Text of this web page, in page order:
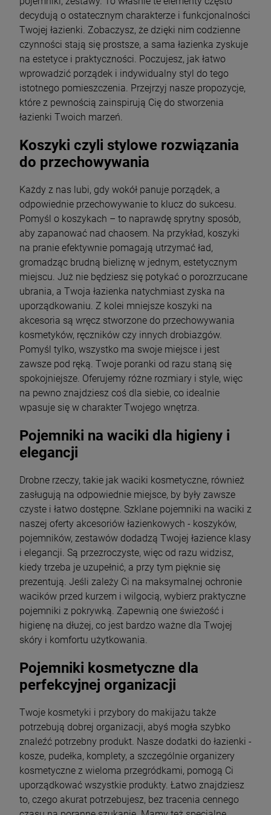
decydują o ostatecznym charakterze i funkcjonalności
Twojej łazienki. Zobaczysz, że dzięki nim codzienne
czynności stają się prostsze, a sama łazienka zyskuje
na estetyce i praktyczności. Poczujesz, jak łatwo
wprowadzić porządek i indywidualny styl do tego
istotnego pomieszczenia. Przejrzyj nasze propozycje,
które z pewnością zainspirują Cię do stworzenia
łazienki Twoich marzeń.
Koszyki czyli stylowe rozwiązania
do przechowywania
Każdy z nas lubi, gdy wokół panuje porządek, a
odpowiednie przechowywanie to klucz do sukcesu.
Pomyśl o koszykach – to naprawdę sprytny sposób,
aby zapanować nad chaosem. Na przykład, koszyki
na pranie efektywnie pomagają utrzymać ład,
gromadząc brudną bieliznę w jednym, estetycznym
miejscu. Już nie będziesz się potykać o porozrzucane
ubrania, a Twoja łazienka natychmiast zyska na
uporządkowaniu. Z kolei mniejsze koszyki na
akcesoria są wręcz stworzone do przechowywania
kosmetyków, ręczników czy innych drobiazgów.
Pomyśl tylko, wszystko ma swoje miejsce i jest
zawsze pod ręką. Twoje poranki od razu staną się
spokojniejsze. Oferujemy różne rozmiary i style, więc
na pewno znajdziesz coś dla siebie, co idealnie
wpasuje się w charakter Twojego wnętrza.
Pojemniki na waciki dla higieny i
elegancji
Drobne rzeczy, takie jak waciki kosmetyczne, również
zasługują na odpowiednie miejsce, by były zawsze
czyste i łatwo dostępne. Szklane pojemniki na waciki z
naszej oferty akcesoriów łazienkowych - koszyków,
pojemników, zestawów dodadzą Twojej łazience klasy
i elegancji. Są przezroczyste, więc od razu widzisz,
kiedy trzeba je uzupełnić, a przy tym pięknie się
prezentują. Jeśli zależy Ci na maksymalnej ochronie
wacików przed kurzem i wilgocią, wybierz praktyczne
pojemniki z pokrywką. Zapewnią one świeżość i
higienę na dłużej, co jest bardzo ważne dla Twojej
skóry i komfortu użytkowania.
Pojemniki kosmetyczne dla
perfekcyjnej organizacji
Twoje kosmetyki i przybory do makijażu także
potrzebują dobrej organizacji, abyś mogła szybko
znaleźć potrzebny produkt. Nasze dodatki do łazienki -
kosze, pudełka, komplety, a szczególnie organizery
kosmetyczne z wieloma przegródkami, pomogą Ci
uporządkować wszystkie produkty. Łatwo znajdziesz
to, czego akurat potrzebujesz, bez tracenia cennego